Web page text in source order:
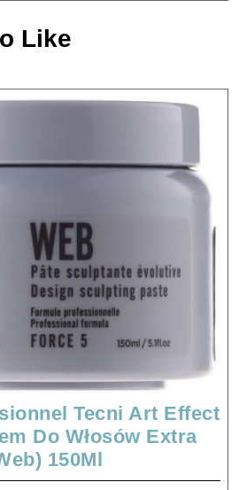
Like
Tecni Art Effect
Do Włosów Extra
150Ml
Professionnel